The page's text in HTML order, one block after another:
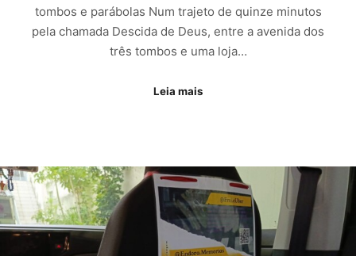
tombos e parábolas Num trajeto de quinze minutos
pela chamada Descida de Deus, entre a avenida dos
três tombos e uma loja…
Leia mais